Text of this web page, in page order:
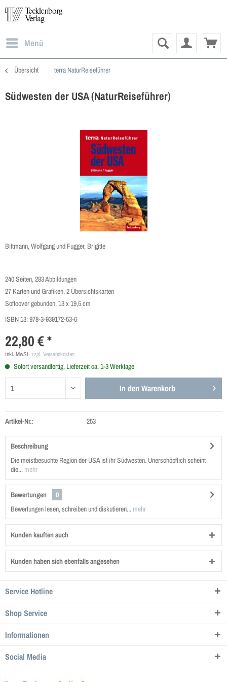
Menü
Übersicht terra NaturReiseführer
Südwesten der USA (NaturReiseführer)
Bittmann, Wolfgang und Fugger, Brigitte
240 Seiten, 283 Abbildungen
27 Karten und Grafiken, 2 Übersichtskarten
Softcover gebunden, 13 x 19,5 cm
ISBN 13:978-3-939172-53-6
22,80 € *
inkl. MwSt. zzgl. Versandkosten
Sofort versandfertig, Lieferzeit ca. 1-3 Werktage
In den Warenkorb
Artikel-Nr.: 253
Beschreibung
Die meistbesuchte Region der USA ist ihr Südwesten. Unerschöpflich scheint
die... mehr
Bewertungen
0
Bewertungen lesen, schreiben und diskutieren... mehr
Kunden kauften auch
Kunden haben sich ebenfalls angesehen
Service Hotline
Shop Service
Informationen
Social Media